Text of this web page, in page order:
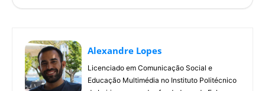
Alexandre Lopes
Licenciado em Comunicação Social e
Educação Multimédia no Instituto Politécnico